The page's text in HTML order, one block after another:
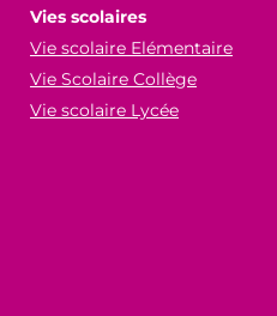
Vies scolaires
Vie scolaire Elémentaire
Vie Scolaire Collège
Vie scolaire Lycée